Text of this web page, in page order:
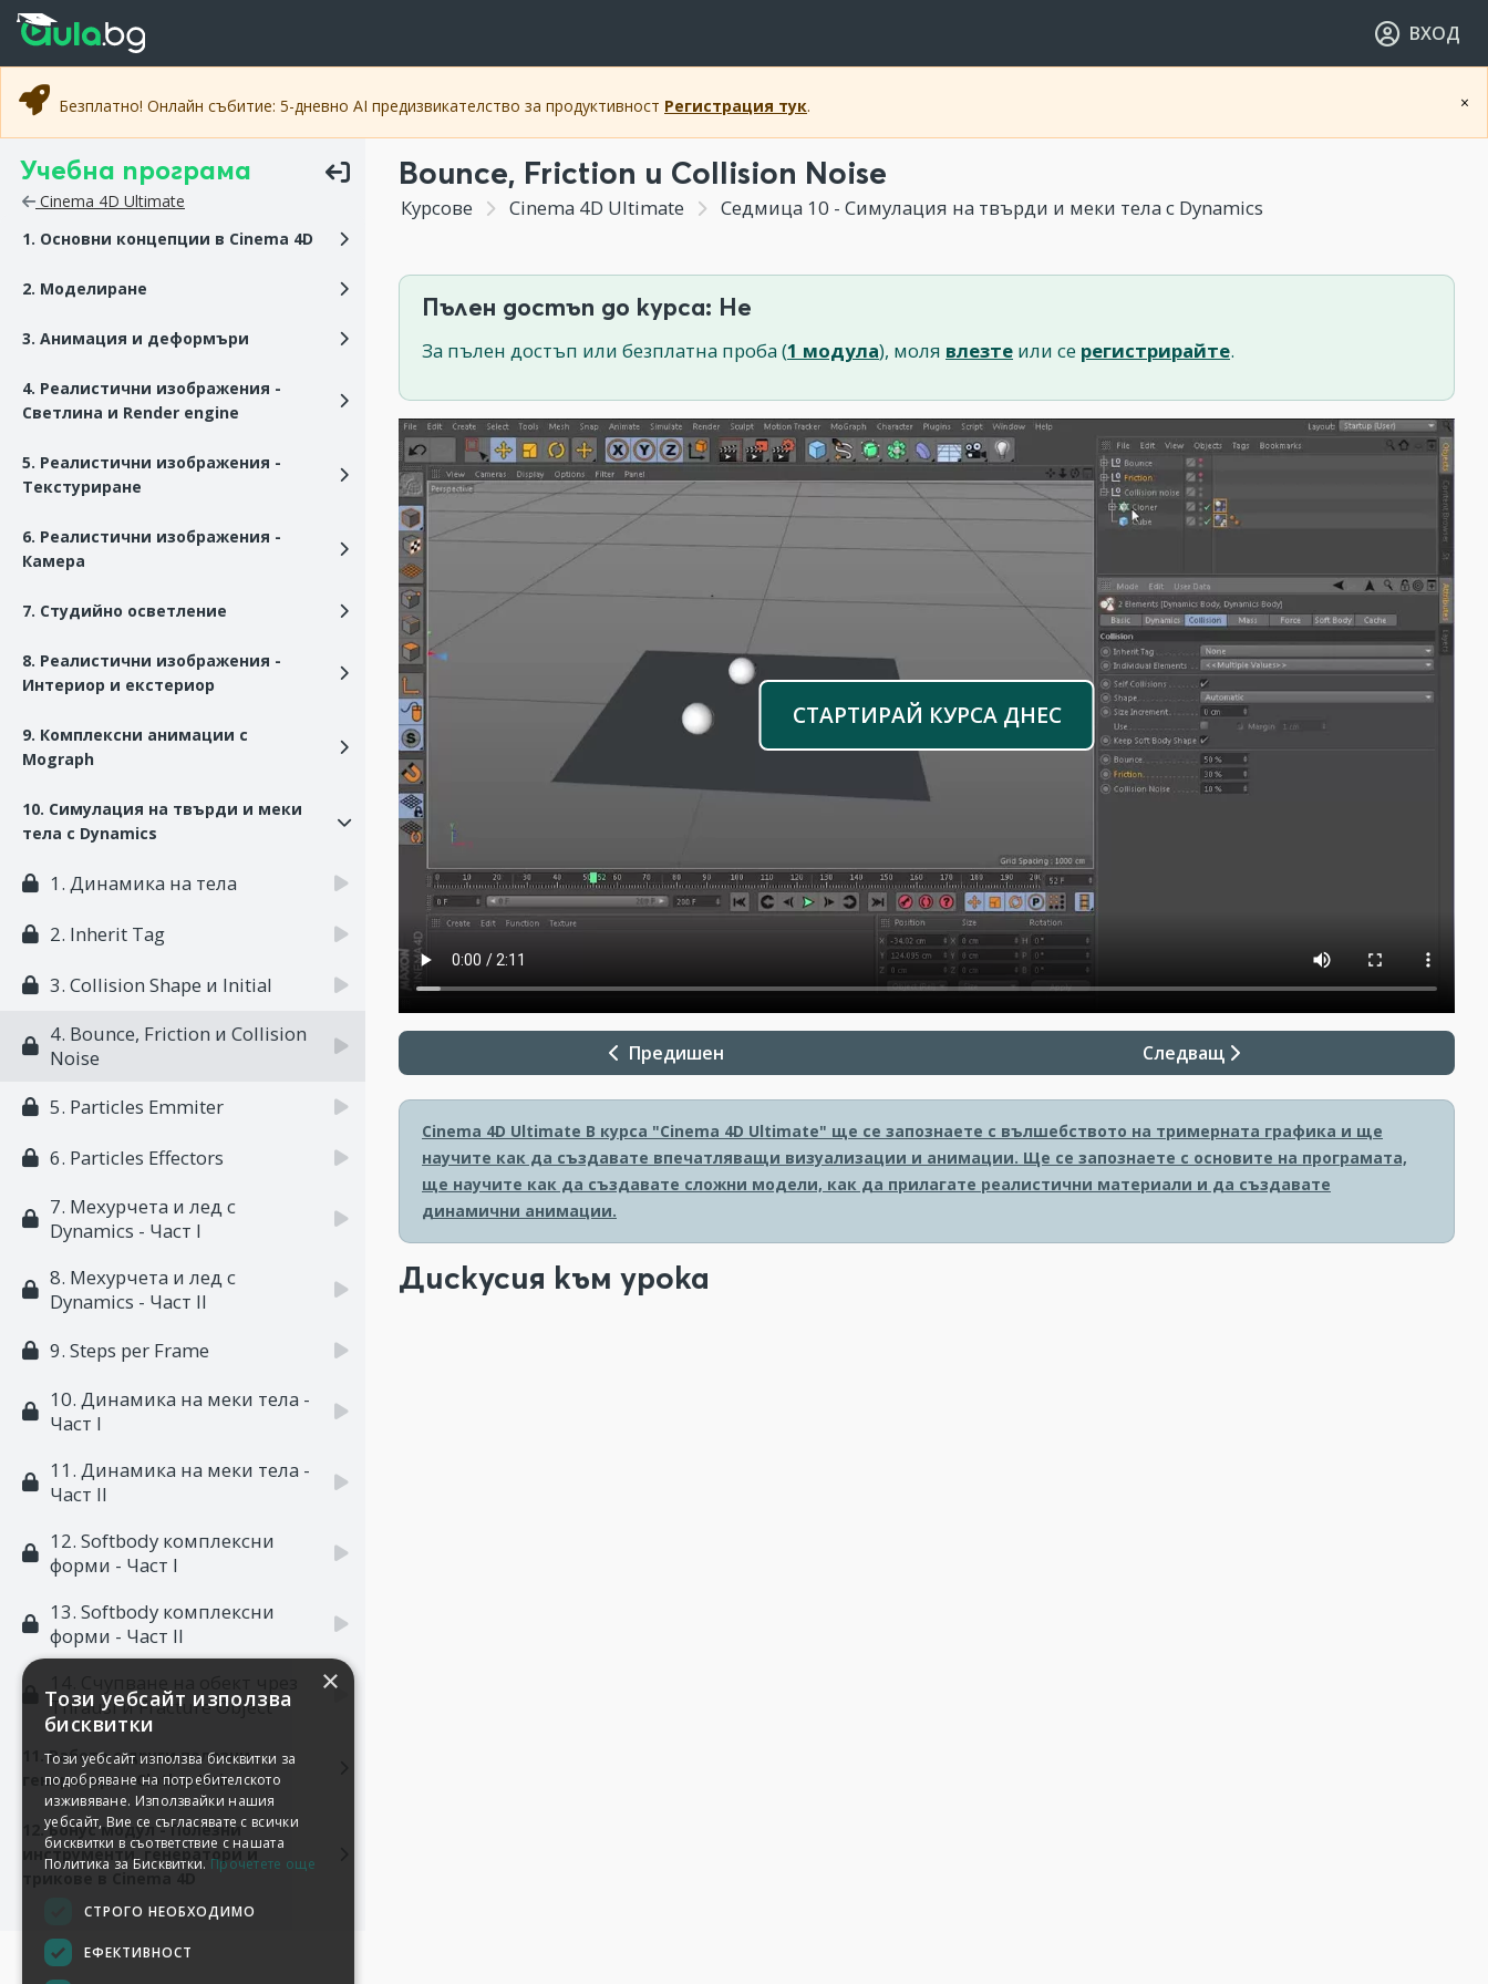
Прескочи към основното съдържание
Прескочи към навигацията
ВХОД
×
Безплатно! Онлайн събитие: 5-дневно AI предизвикателство за продуктивност Регистрация тук.
Учебна програма
Cinema 4D Ultimate
1. Основни концепции в Cinema 4D
2. Моделиране
3. Анимация и деформъри
4. Реалистични изображения -
Светлина и Render engine
5. Реалистични изображения -
Текстуриране
6. Реалистични изображения -
Камера
7. Студийно осветление
8. Реалистични изображения -
Интериор и екстериор
9. Комплексни анимации с
Mograph
10. Симулация на твърди и меки
тела с Dynamics
1. Динамика на тела
2. Inherit Tag
3. Collision Shape и Initial
4. Bounce, Friction и Collision
Noise
5. Particles Emmiter
6. Particles Effectors
7. Мехурчета и лед с
Dynamics - Част I
8. Мехурчета и лед с
Dynamics - Част II
9. Steps per Frame
10. Динамика на меки тела -
Част I
11. Динамика на меки тела -
Част II
12. Softbody комплексни
форми - Част I
13. Softbody комплексни
форми - Част II
Thrausi и Fracture Object
11. Работа с други полезни
генератори - Cloth и Hair
12. Бонус модул - Полезни
инструменти, генератори и
Bounce, Friction и Collision Noise
Курсове Cinema 4D Ultimate Седмица 10 - Симулация на твърди и меки тела с Dynamics
Пълен достъп до курса: Не
За пълен достъп или безплатна проба (1 модула), моля влезте или се регистрирайте.
СТАРТИРАЙ КУРСА ДНЕС
Предишен Следващ
Cinema 4D Ultimate В курса "Cinema 4D Ultimate" ще се запознаете с вълшебството на тримерната графика и ще
научите как да създавате впечатляващи визуализации и анимации. Ще се запознаете с основите на програмата,
ще научите как да създавате сложни модели, как да прилагате реалистични материали и да създавате
динамични анимации.
Дискусия към урока
×
Този уебсайт използва
бисквитки
Този уебсайт използва бисквитки за
подобряване на потребителското
изживяване. Използвайки нашия
уебсайт, Вие се съгласявате с всички
бисквитки в съответствие с нашата
Политика за Бисквитки. Прочетете още
СТРОГО НЕОБХОДИМО
ЕФЕКТИВНОСТ